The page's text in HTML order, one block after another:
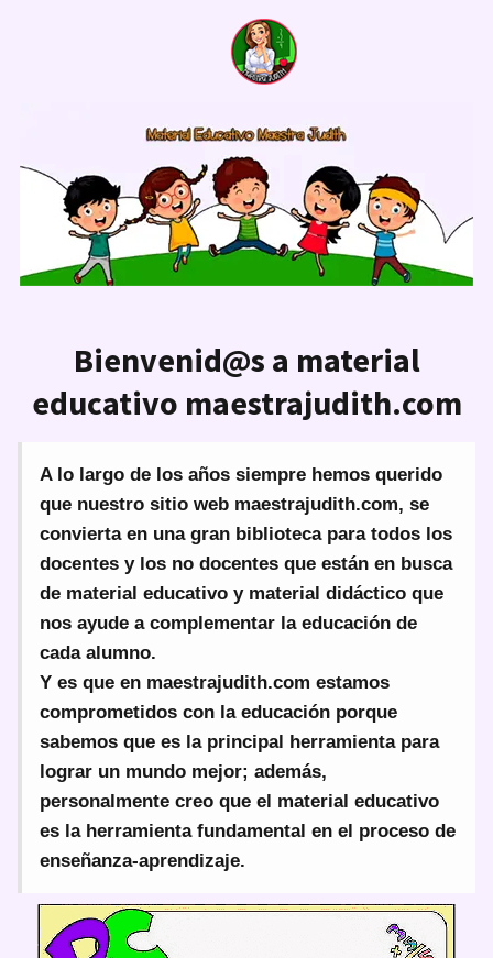
Bienvenid@s a material
educativo maestrajudith.com
A lo largo de los años siempre hemos querido
que nuestro sitio web maestrajudith.com, se
convierta en una gran biblioteca para todos los
docentes y los no docentes que están en busca
de material educativo y material didáctico que
nos ayude a complementar la educación de
cada alumno.
Y es que en maestrajudith.com estamos
comprometidos con la educación porque
sabemos que es la principal herramienta para
lograr un mundo mejor; además,
personalmente creo que el material educativo
es la herramienta fundamental en el proceso de
enseñanza-aprendizaje.